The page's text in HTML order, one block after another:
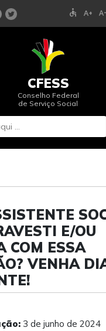
accessible text_increase
CFESS
Conselho Federal
de Serviço Social
E/OU
COM ESSA
VENHA
3 de junho de 2024